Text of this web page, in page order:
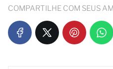
COMPARTILHE COM SEUS